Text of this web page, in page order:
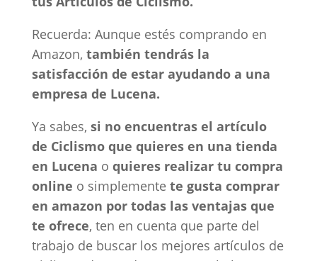
Recuerda: Aunque estés comprando en
Amazon, también tendrás la
satisfacción de estar ayudando a una
empresa de Lucena.
Ya sabes, si no encuentras el artículo
de Ciclismo que quieres en una tienda
en Lucena o quieres realizar tu compra
online o simplemente te gusta comprar
en amazon por todas las ventajas que
te ofrece, ten en cuenta que parte del
trabajo de buscar los mejores artículos de